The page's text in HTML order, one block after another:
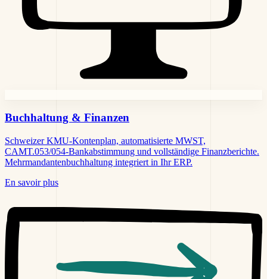
Buchhaltung & Finanzen
Schweizer KMU-Kontenplan, automatisierte MWST,
CAMT.053/054-Bankabstimmung und vollständige Finanzberichte.
Mehrmandantenbuchhaltung integriert in Ihr ERP.
En savoir plus